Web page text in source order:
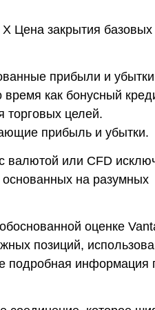
Цена закрытия базовых
прибыли и убытки
как бонусный
торговых целей.
прибыль и убытки.
валютой или CFD
на разумных
оценке
позиций,
подробная информация